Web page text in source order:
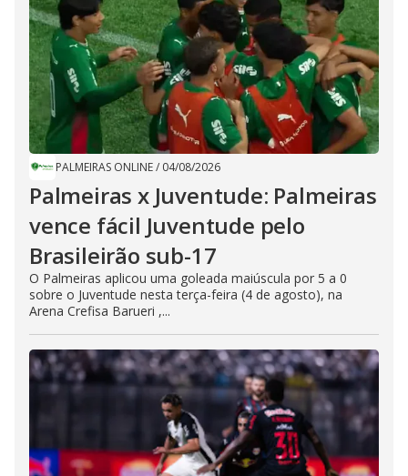
PALMEIRAS ONLINE/ 04/08/2026
Palmeiras x Juventude: Palmeiras
vence fácil Juventude pelo
Brasileirão sub-17
O Palmeiras aplicou uma goleada maiúscula por 5 a 0
sobre o Juventude nesta terça-feira (4 de agosto), na
Arena Crefisa Barueri ,...